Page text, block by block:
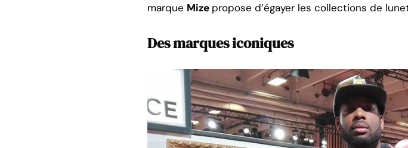
marque Mize propose d’égayer les collections de
Des marques iconiques